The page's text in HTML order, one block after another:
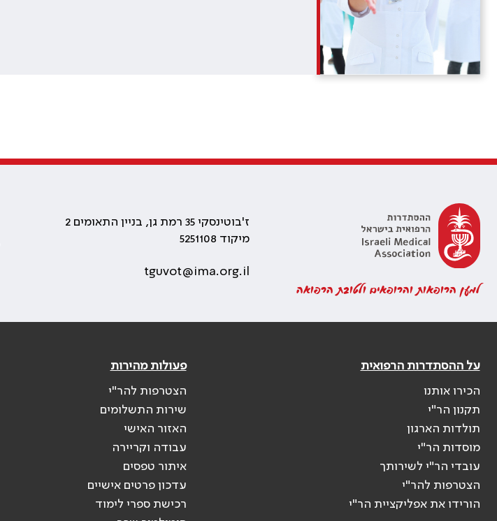
למען הרופאות והרופאים ולטובת הרפואה
ז'בוטינסקי 35 רמת גן, בניין התאומים 2
מיקוד 5251108
tguvot@ima.org.il
על ההסתדרות הרפואית
הכירו אותנו
תקנון הר"י
תולדות הארגון
מוסדות הר"י
עובדי הר"י לשירותך
הצטרפות להר"י
הורידו את אפליקציית הר"י
פעולות מהירות
הצטרפות להר"י
שירות התשלומים
האזור האישי
עבודה וקריירה
איתור טפסים
עדכון פרטים אישיים
רכישת ספרי לימוד